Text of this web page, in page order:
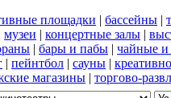
площадки | бассейны |
музеи | концертные залы |
| бары и пабы | чайные и
| пейнтбол | сауны |
магазины | торгово-